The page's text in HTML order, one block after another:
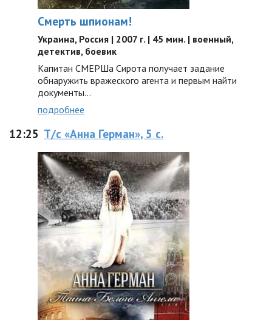
Смерть шпионам!
Украина, Россия | 2007 г. | 45 мин. | военный,
детектив, боевик
Капитан СМЕРШа Сирота получает задание
обнаружить вражеского агента и первым найти
документы...
подробнее
12:25 Т/с «Анна Герман», 5 с.